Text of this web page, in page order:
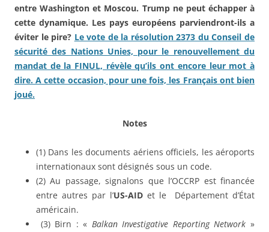
entre Washington et Moscou. Trump ne peut échapper à
cette dynamique. Les pays européens parviendront-ils a
éviter le pire? Le vote de la résolution 2373 du Conseil de
sécurité des Nations Unies, pour le renouvellement du
mandat de la FINUL, révèle qu’ils ont encore leur mot à
dire. A cette occasion, pour une fois, les Français ont bien
joué.
Notes
(1) Dans les documents aériens officiels, les aéroports
internationaux sont désignés sous un code.
(2) Au passage, signalons que l’OCCRP est financée
entre autres par l’US-AID et le Département d’État
américain.
(3) Birn : « Balkan Investigative Reporting Network »